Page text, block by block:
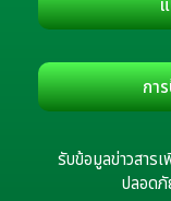
กา
รับข้อมูลข่าวสาร
ปลอดภั